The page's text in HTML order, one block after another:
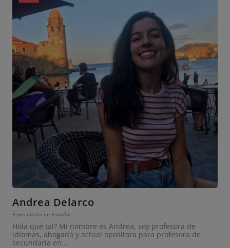
Andrea Delarco
Especialista en Español
Hola qué tal? Mi nombre es Andrea, soy profesora de
idiomas, abogada y actual opositora para profesora de
secundaria en...